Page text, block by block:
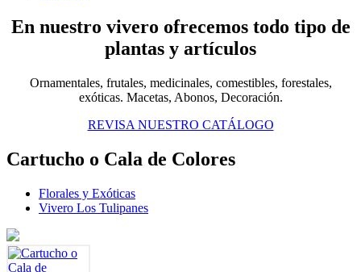
En nuestro vivero ofrecemos todo tipo de
plantas y artículos
Ornamentales, frutales, medicinales, comestibles, forestales,
exóticas. Macetas, Abonos, Decoración.
REVISA NUESTRO CATÁLOGO
Cartucho o Cala de Colores
Florales y Exóticas
Vivero Los Tulipanes